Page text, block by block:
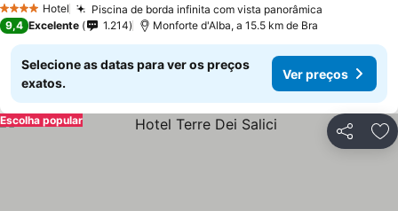
4 EstrelasHotel Piscina de borda infinita com vista panorâmica
9,4 Excelente 1.214 Monforte d'Alba, a 15.5 km de Bra
Selecione as datas para ver os preços
exatos.
Ver preços
Partilhar
Escolha popular